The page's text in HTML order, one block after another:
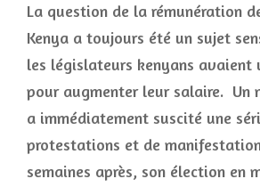
La question de la rémunération
Kenya a toujours été un sujet
les législateurs kenyans avaient
pour augmenter leur salaire. Un
a immédiatement suscité une
protestations et de
semaines après, son élection en